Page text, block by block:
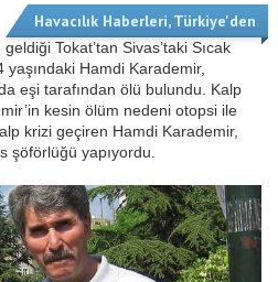
Havacılık Haberleri,Türkiye'den
Tokat’tan Sivas’taki Sıcak
yaşındaki Hamdi Karademir,
eşi tarafından ölü bulundu. Kalp
kesin ölüm nedeni otopsi ile
krizi geçiren Hamdi Karademir,
şöförlüğü yapıyordu.